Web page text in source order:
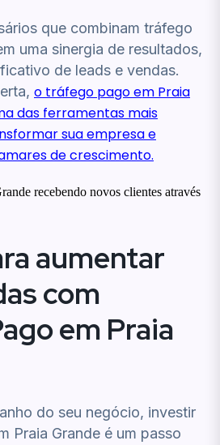
que combinam tráfego
uma sinergia de resultados,
de leads e vendas.
o tráfego pago em Praia
das ferramentas mais
sua empresa e
de crescimento.
aumentar
com
em Praia
do seu negócio, investir
Praia Grande é um passo